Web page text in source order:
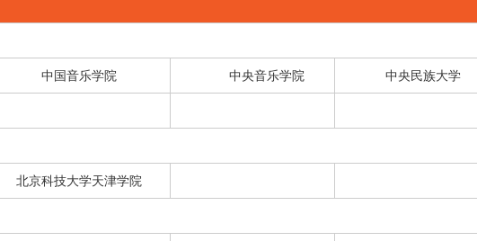
中国音乐学院 中央音乐学院 中央民族大学
北京科技大学天津学院